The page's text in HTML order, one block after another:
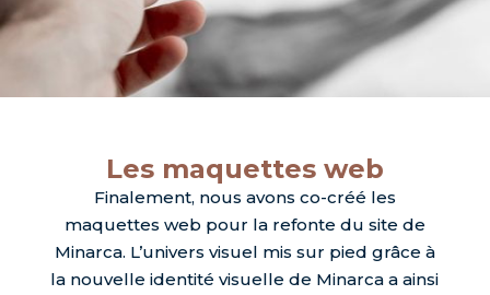
Les maquettes web
Finalement, nous avons co-créé les
maquettes web pour la refonte du site de
Minarca. L’univers visuel mis sur pied grâce à
la nouvelle identité visuelle de Minarca a ainsi